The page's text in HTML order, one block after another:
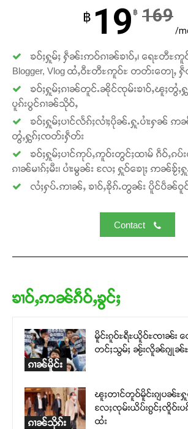
฿ 19 ฿ 169
/
ၶဝ်ႈႁူမ်ႈ ႁဵၼ်းဢဝ်ၵၢၼ်ၶၢဝ်ႇ၊ ရေႊတီႊဢူဝ်
Blogger, Vlog ထႆႇဝီႊတီႊဢူဝ်ႊ တတ်းတေႃႇ
ၶဝ်ႈႁူမ်ႈၵၢၼ်တူင်ႉၼိုင်ၸုမ်းၶၢဝ်ႇၽူႈတွႆႇ
ပူၵ်းပွင်ၵၢၼ်သိုဝ်ႇ
ၶဝ်ႈႁူမ်ႈပၢင်လႅၵ်ႈလၢႆႈပိုၼ်ႉႁူႉပၢႆးႁၼ် ဢ
တွႆႇႁွၵ်ႈၸတ်းႁဵတ်း
ၶဝ်ႈႁူမ်ႈပၢင်ဢုပ်ႇဢူဝ်းတွင်ႈထၢမ် ၵဵဝ်ႇၵပ်း
ၵၢၼ်မၢၵ်ႈမီး၊ ပၢႆးမွၼ်း လႄႈ ႁူဝ်ၶေႃႈ ဢၼ်ၶႂ်ႈႁူ
လႆႈႁပ်ႉဢၢၼ်ႇ ၶၢဝ်ႇၶိုၵ်ႉတွၼ်း ပိူင်ပဵၼ်
Contact
ၶၢဝ်ႇဢၼ်ၵဵဝ်ႇၶွင်ႈ
ၵၢၼ်မိူင်း
မိူင်းၵူဝ်ႊရီႊယိူဝ်ႊၸၢၼ်း
တင်ႈသွမ်ႈ ၼႂ်းလိူၼ်ၵျုၼ်ႊ
ၵၢၼ်သိုၵ်း
ၽူႈတၢင်တူဝ်မိူင်းၵျပၼ်ႊႁူ
လႄႈၸုမ်းယိပ်းၵွင်ႈၸိူဝ်
ထႆး